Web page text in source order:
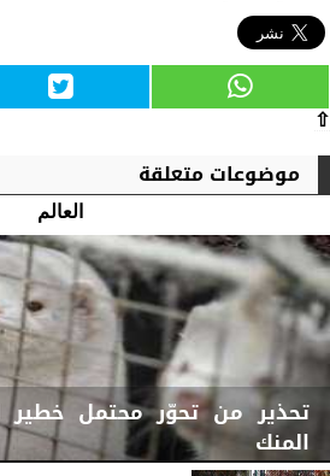
⇧
موضوعات متعلقة
العالم
تحذير من تحوّر محتمل خطير
المنك